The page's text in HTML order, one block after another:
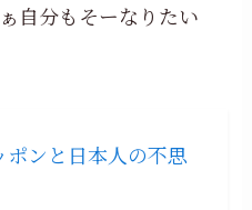
自分もそーなりたい
ンと日本人の不思